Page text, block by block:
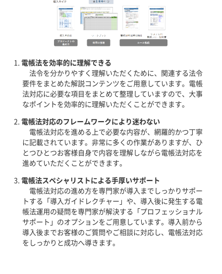
電帳法を効率的に理解できる
法令を分かりやすく理解いただくために、関連する法令
要件をまとめた解説コンテンツをご用意しています。電帳
法対応に必要な項目をまとめて整理していますので、大事
なポイントを効率的に理解いただくことができます。
電帳法対応のフレームワークにより迷わない
電帳法対応を進める上で必要な内容が、網羅的かつ丁寧
に記載されています。非常に多くの作業がありますが、ひ
とつひとつお客様自身で内容を理解しながら電帳法対応を
進めていただくことができます。
電帳法スペシャリストによる手厚いサポート
電帳法対応の進め方を専門家が導入までしっかりサポー
トする「導入ガイドレクチャー」や、導入後に発生する電
帳法運用の疑問を専門家が解決する「プロフェッショナル
サポート」のオプションをご用意しています。導入前から
導入後までお客様のご質問やご相談に対応し、電帳法対応
をしっかりと成功へ導きます。